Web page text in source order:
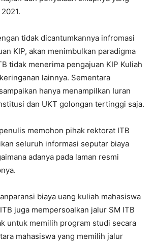
tidak dicantumkannya infromasi
KIP, akan menimbulkan paradigma
tidak menerima pengajuan KIP Kuliah
lainnya. Sementara
hanya menampilkan Iuran
dan UKT golongan tertinggi saja.
memohon pihak rektorat ITB
seluruh informasi seputar biaya
adanya pada laman resmi
biaya uang kuliah mahasiswa
juga mempersoalkan jalur SM ITB
untuk memilih program studi secara
mahasiswa yang memilih jalur